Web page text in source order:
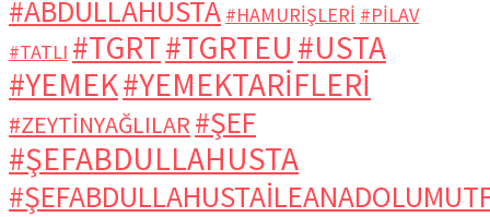
#ABDULLAHUSTA #HAMURİŞLERİ #PİLAV
#TATLI #TGRT#TGRTEU #USTA
#YEMEK#YEMEKTARİFLERİ
#ZEYTİNYAĞLILAR #ŞEF
#ŞEFABDULLAHUSTA